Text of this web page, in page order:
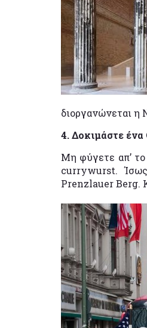
διοργανώνεται η
4. Δοκιμάστε
Μη φύγετε απ’ το
currywurst.
Prenzlauer Berg.